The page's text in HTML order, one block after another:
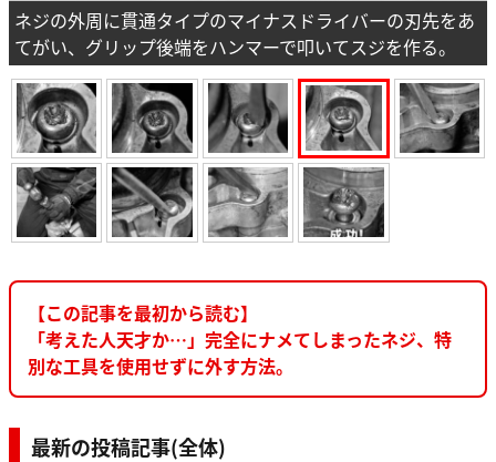
ネジの外周に貫通タイプのマイナスドライバーの刃先をあ
てがい、グリップ後端をハンマーで叩いてスジを作る。
【この記事を最初から読む】
「考えた人天才か…」完全にナメてしまったネジ、特
別な工具を使用せずに外す方法。
最新の投稿記事(全体)